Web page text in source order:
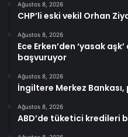
Ağustos 8, 2026
CHP’li eski vekil Orhan
Ağustos 8, 2026
Ece Erken’den ‘yasak
başvuruyor
Ağustos 8, 2026
İngiltere Merkez
Ağustos 8, 2026
ABD’de tüketici kredileri